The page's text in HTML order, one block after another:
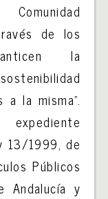
de los
la
la misma”.
13/1999, de
Públicos
Andalucía y